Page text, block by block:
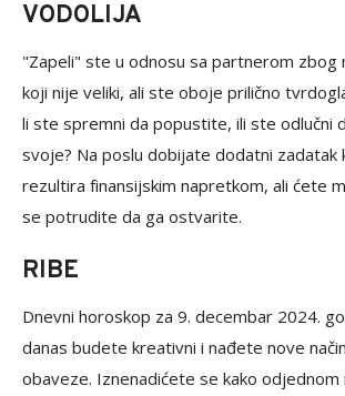
VODOLIJA
"Zapeli" ste u odnosu sa partnerom zbog
koji nije veliki, ali ste oboje prilično
li ste spremni da popustite, ili ste odlučni
svoje? Na poslu dobijate dodatni zadatak
rezultira finansijskim napretkom, ali ćete
se potrudite da ga ostvarite.
RIBE
Dnevni horoskop za 9. decembar 2024.
danas budete kreativni i nađete nove
obaveze. Iznenadićete se kako odjednom